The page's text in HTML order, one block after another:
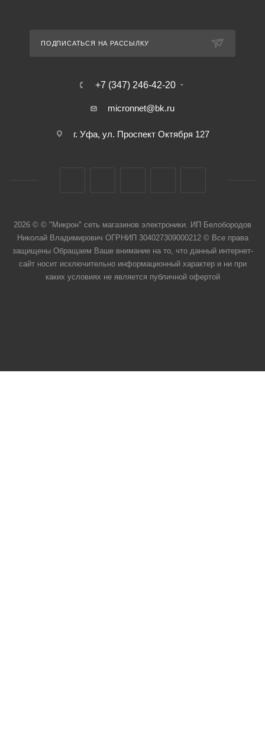
ПОДПИСАТЬСЯ НА РАССЫЛКУ
+7 (347) 246-42-20
micronnet@bk.ru
г. Уфа, ул. Проспект Октября 127
2026 © © "Микрон" сеть магазинов электроники. ИП Белобородов
Николай Владимирович ОГРНИП 304027309000212 © Все права
защищены Обращаем Ваше внимание на то, что данный интернет-
сайт носит исключительно информационный характер и ни при
каких условиях не является публичной офертой